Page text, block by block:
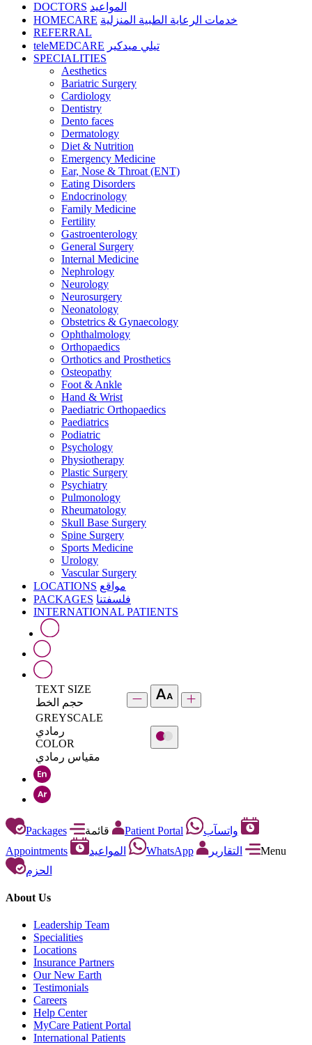
DOCTORS المواعيد
HOMECARE خدمات الرعاية الطبية المنزلية
REFERRAL
teleMEDCARE تيلي ميدكير
SPECIALITIES
Aesthetics
Bariatric Surgery
Cardiology
Dentistry
Dento faces
Dermatology
Diet & Nutrition
Emergency Medicine
Ear, Nose & Throat (ENT)
Eating Disorders
Endocrinology
Family Medicine
Fertility
Gastroenterology
General Surgery
Internal Medicine
Nephrology
Neurology
Neurosurgery
Neonatology
Obstetrics & Gynaecology
Ophthalmology
Orthopaedics
Orthotics and Prosthetics
Osteopathy
Foot & Ankle
Hand & Wrist
Paediatric Orthopaedics
Paediatrics
Podiatric
Psychology
Physiotherapy
Plastic Surgery
Psychiatry
Pulmonology
Rheumatology
Skull Base Surgery
Spine Surgery
Sports Medicine
Urology
Vascular Surgery
LOCATIONS مواقع
PACKAGES فلسفتنا
INTERNATIONAL PATIENTS
TEXT SIZE
حجم الخط
GREYSCALE
رمادي
COLOR
مقياس رمادي
Packages Patient Portal
واتسآب
Appointments
المواعيد WhatsApp التقارير
Menu
الحزم
About Us
Leadership Team
Specialities
Locations
Insurance Partners
Our New Earth
Testimonials
Careers
Help Center
MyCare Patient Portal
International Patients